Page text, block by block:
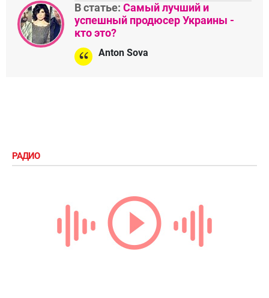
В статье: Самый лучший и
успешный продюсер Украины -
кто это?
Anton Sova
РАДИО